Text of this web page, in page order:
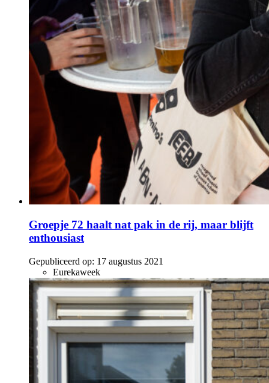
Groepje 72 haalt nat pak in de rij, maar blijft
enthousiast
Gepubliceerd op: 17 augustus 2021
Eurekaweek